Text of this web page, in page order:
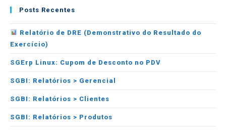
Posts Recentes
Relatório de DRE (Demonstrativo do Resultado do
Exercício)
SGErp Linux: Cupom de Desconto no PDV
SGBI: Relatórios > Gerencial
SGBI: Relatórios > Clientes
SGBI: Relatórios > Produtos